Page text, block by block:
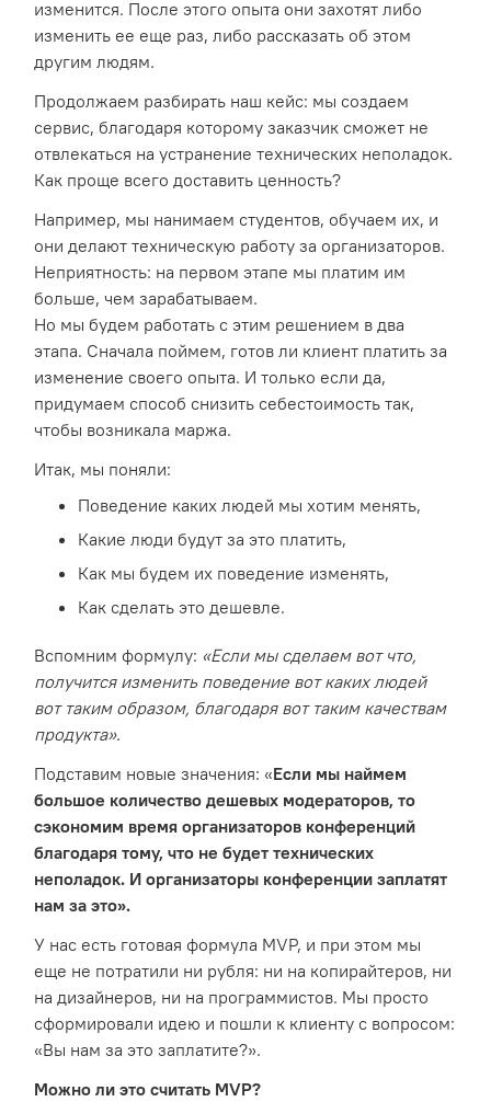
изменится. После этого опыта они захотят либо
изменить ее еще раз, либо рассказать об этом
другим людям.
Продолжаем разбирать наш кейс: мы создаем
сервис, благодаря которому заказчик сможет не
отвлекаться на устранение технических неполадок.
Как проще всего доставить ценность?
Например, мы нанимаем студентов, обучаем их, и
они делают техническую работу за организаторов.
Неприятность: на первом этапе мы платим им
больше, чем зарабатываем.
Но мы будем работать с этим решением в два
этапа. Сначала поймем, готов ли клиент платить за
изменение своего опыта. И только если да,
придумаем способ снизить себестоимость так,
чтобы возникала маржа.
Итак, мы поняли:
Поведение каких людей мы хотим менять,
Какие люди будут за это платить,
Как мы будем их поведение изменять,
Как сделать это дешевле.
Вспомним формулу: «Если мы сделаем вот что,
получится изменить поведение вот каких людей
вот таким образом, благодаря вот таким качествам
продукта».
Подставим новые значения: «Если мы наймем
большое количество дешевых модераторов, то
сэкономим время организаторов конференций
благодаря тому, что не будет технических
неполадок. И организаторы конференции заплатят
нам за это».
У нас есть готовая формула MVP, и при этом мы
еще не потратили ни рубля: ни на копирайтеров, ни
на дизайнеров, ни на программистов. Мы просто
сформировали идею и пошли к клиенту с вопросом:
«Вы нам за это заплатите?».
Можно ли это считать MVP?